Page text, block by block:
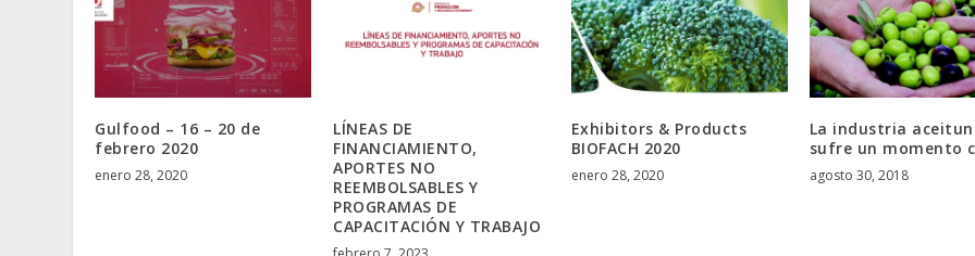
Gulfood – 16 – 20 de
febrero 2020
enero 28, 2020
LÍNEAS DE
FINANCIAMIENTO,
APORTES NO
REEMBOLSABLES Y
PROGRAMAS DE
CAPACITACIÓN Y TRABAJO
Exhibitors & Products
BIOFACH 2020
enero 28, 2020
La industria
sufre un momento
agosto 30, 2018